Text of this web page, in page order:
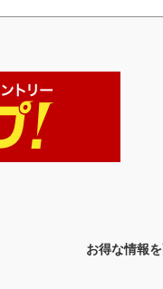
お得な情報